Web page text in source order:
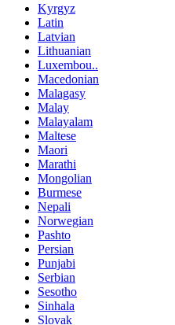
Kyrgyz
Latin
Latvian
Lithuanian
Luxembou..
Macedonian
Malagasy
Malay
Malayalam
Maltese
Maori
Marathi
Mongolian
Burmese
Nepali
Norwegian
Pashto
Persian
Punjabi
Serbian
Sesotho
Sinhala
Slovak